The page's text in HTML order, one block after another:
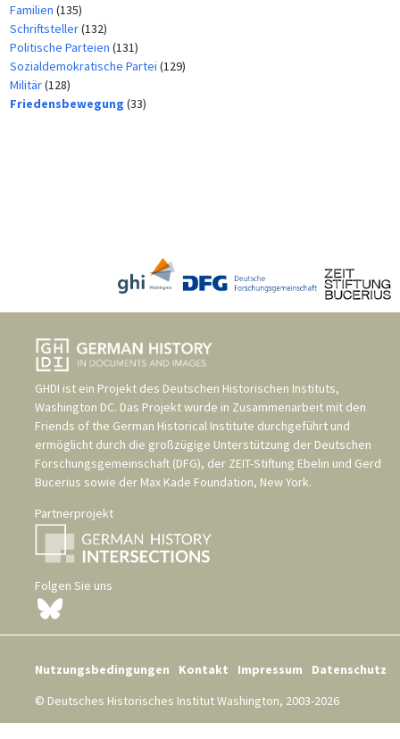
Familien (135)
Schriftsteller(132)
Politische Parteien (131)
Sozialdemokratische Partei (129)
Militär(128)
Friedensbewegung (33)
GHDI ist ein Projekt des Deutschen Historischen Instituts,
Washington DC. Das Projekt wurde in Zusammenarbeit mit den
Friends of the German Historical Institute durchgeführt und
ermöglicht durch die großzügige Unterstützung der Deutschen
Forschungsgemeinschaft (DFG), der ZEIT-Stiftung Ebelin und Gerd
Bucerius sowie der Max Kade Foundation, New York.
Partnerprojekt
Folgen Sie uns
Nutzungsbedingungen Kontakt Impressum
Datenschutz
© Deutsches Historisches Institut Washington, 2003-2026